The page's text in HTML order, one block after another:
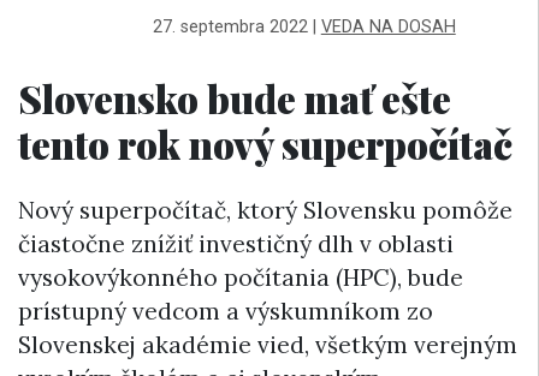
27. septembra 2022| VEDA NA DOSAH
Slovensko bude mať ešte
tento rok nový superpočítač
Nový superpočítač, ktorý Slovensku pomôže
čiastočne znížiť investičný dlh v oblasti
vysokovýkonného počítania (HPC), bude
prístupný vedcom a výskumníkom zo
Slovenskej akadémie vied, všetkým verejným